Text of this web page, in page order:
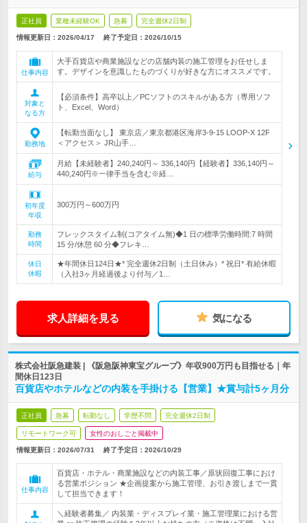
正社員 業種未経験OK 急募 完全週休2日制
情報更新日：2026/04/17 終了予定日： 2026/10/15
仕事内容
大手百貨店や商業施設などの店舗内装の施工管理をお任せしま
す。デザインを意識したものづくりが好きな方にオススメです。
対象と
なる方
【必須条件】高卒以上／PCソフトのスキルがある方（専用ソフ
ト、Excel、Word）
勤務地
【転勤当面なし】 東京店／東京都港区海岸3-9-15 LOOP-X 12F
＜アクセス＞ JR山手…
給与
月給【未経験者】240,240円～ 336,140円【経験者】336,140円～
440,240円※一律手当を含む※経…
初年度
年収
300万円～600万円
勤務
時間
フレックスタイム制(コアタイム無)◆1 日の標準労働時間:7 時間
15 分/休憩 60 分◆フレキ…
休日
休暇
★年間休日124日★* 完全週休2日制（土日休み）* 祝日* 有給休暇
（入社3ヶ月経過後より付与／1…
求人詳細を見る 気になる
株式会社阪急建装 | 《阪急阪神東宝グループ》年収900万円も目指せる｜年
間休日123日
百貨店やホテルなどの内装を手掛ける【営業】★賞与計5ヶ月分
正社員 急募 転勤なし 学歴不問 完全週休2日制
リモートワーク可 女性のおしごと掲載中
情報更新日：2026/07/31 終了予定日： 2026/10/29
仕事内容
百貨店・ホテル・商業施設などの内装工事／原状回復工事におけ
る営業ポジション ★企画提案から施工管理、お引き渡しまで一貫
して担当できます！
＼経験者募集／ 内装業・ディスプレイ業・施工管理業における営